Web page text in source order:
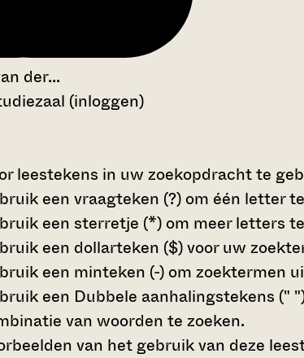
der...
(inloggen)
leestekens in uw zoekopdracht te
een vraagteken (?) om één letter
een sterretje (*) om meer letters
een dollarteken ($)voor uw
een minteken (-) om zoektermen
een Dubbele aanhalingstekens ("
van woorden te zoeken.
van het gebruik van deze